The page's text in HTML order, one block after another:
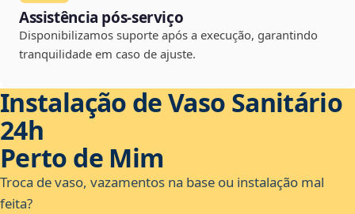
Assistência pós-serviço
Disponibilizamos suporte após a execução, garantindo
tranquilidade em caso de ajuste.
Instalação de Vaso Sanitário
24h
Perto de Mim
Troca de vaso, vazamentos na base ou instalação mal
feita?